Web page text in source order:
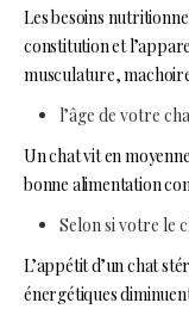
Les besoins
constitution et
musculature,
l’âge de votre
Un chat vit en
bonne alimentation
Selon si votre le
L’appétit d’un chat
énergétiques